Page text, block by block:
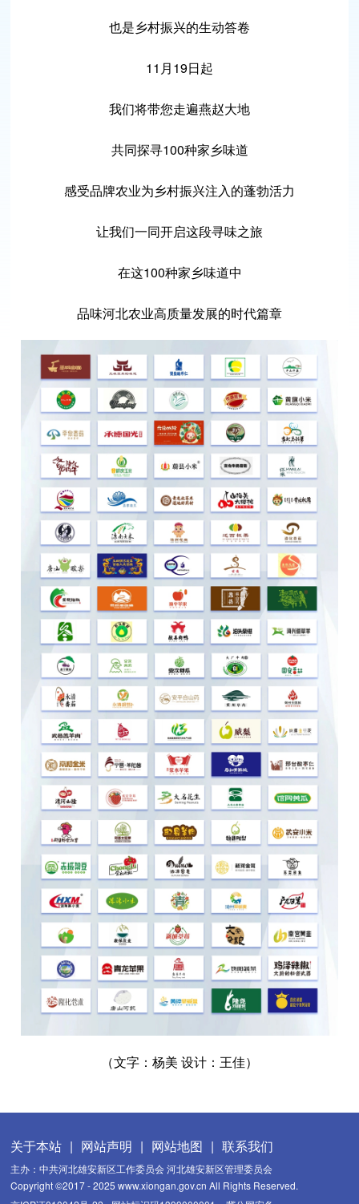
也是乡村振兴的生动答卷
11月19日起
我们将带您走遍燕赵大地
共同探寻100种家乡味道
感受品牌农业为乡村振兴注入的蓬勃活力
让我们一同开启这段寻味之旅
在这100种家乡味道中
品味河北农业高质量发展的时代篇章
（文字：杨美 设计：王佳）
关于本站 | 网站声明 | 网站地图 | 联系我们
主办：中共河北雄安新区工作委员会 河北雄安新区管理委员会
Copyright ©2017 - 2025 www.xiongan.gov.cn All Rights Reserved.